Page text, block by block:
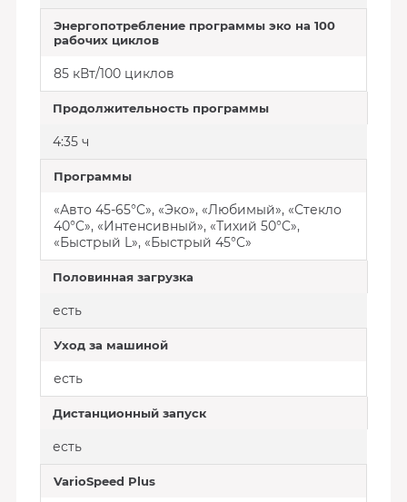
Энергопотребление программы эко на 100
рабочих циклов
85 кВт/100 циклов
Продолжительность программы
4:35 ч
Программы
«Авто 45-65°C», «Эко», «Любимый», «Стекло
40°C», «Интенсивный», «Тихий 50°C»,
«Быстрый L», «Быстрый 45°C»
Половинная загрузка
есть
Уход за машиной
есть
Дистанционный запуск
есть
VarioSpeed ​​Plus